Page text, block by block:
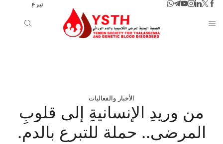
تبرع
الأخبار والفعاليات
من وريدِ الإنسانيةِ إلى قلوبِ
المرضى.. حملة للتبرع بالدم.